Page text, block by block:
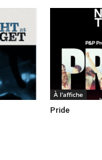
À l'affiche
Pride